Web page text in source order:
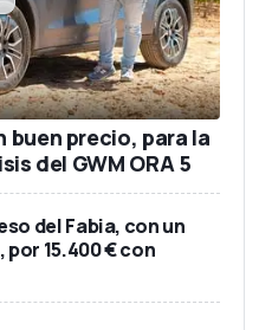
buen precio, para la
del GWM ORA 5
del Fabia, con un
15.400 € con